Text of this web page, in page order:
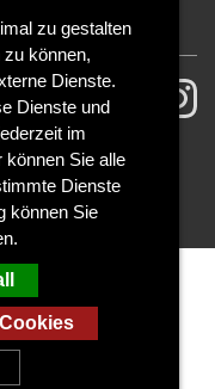
zu gestalten
können,
Dienste.
Dienste und
im
können Sie alle
Dienste
können Sie